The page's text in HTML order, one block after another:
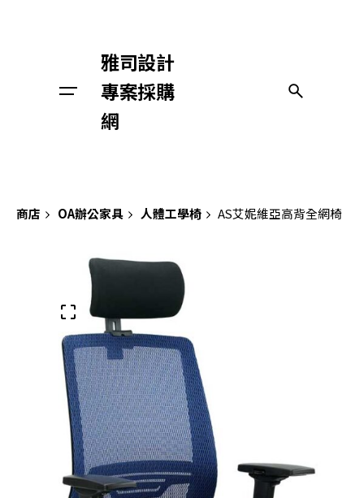
雅司設計
專案採購
網
商店 OA辦公家具 人體工學椅 AS艾妮維亞高背全網椅